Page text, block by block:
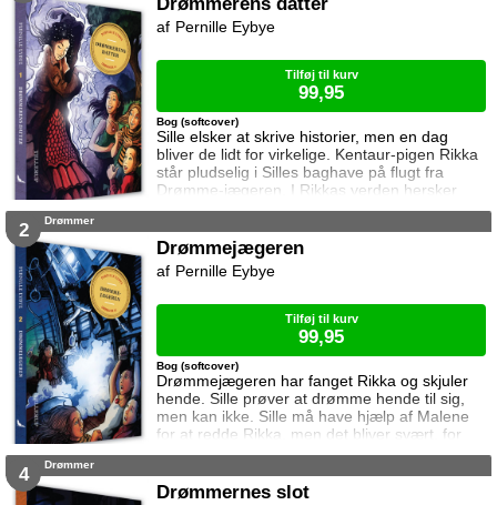
Sille elsker at skrive historier, men en dag
bliver de lidt for virkelige. Kentaur-pigen Rikka
står pludselig i Silles baghave på flugt fra
Drømme-jægeren. I Rikkas verden hersker
Klahon, en mand der vil eje alle Drømmere.
skjuler Rikka, men Rikka er ikke alene. En
anden er fulgt med til Silles verden ...
Bog (softcover)
Pernille Eybye
Tilføj til kurv
99,95
2 Drømmer
Drømmejægeren
Drømmejægeren har fanget Rikka og skjuler
hende. Sille prøver at drømme hende til sig,
men kan ikke. Sille må have hjælp af Malene
for at redde Rikka, men det bliver svært, for
Drømmejægeren er stærk. Kan pigerne redde
dem?
Bog (softcover)
Pernille Eybye
Tilføj til kurv
99,95
4 Drømmer
Drømmernes slot